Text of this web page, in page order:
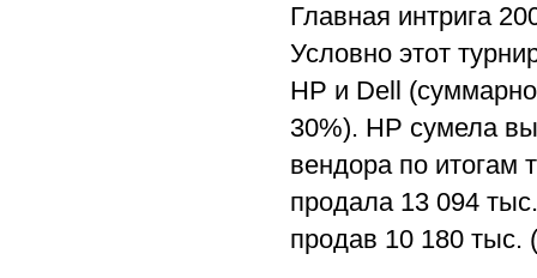
Главная интрига
Условно этот
HP и Dell
30%). HP сумела
вендора по итогам
продала 13 094
продав 10 180 тыс.